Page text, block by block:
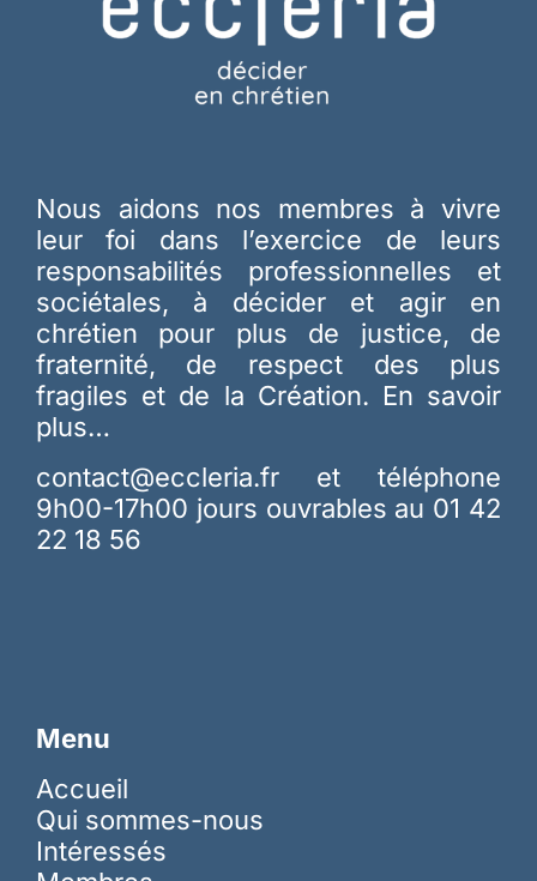
Nous soutenir
Nous aidons nos membres à vivre
leur foi dans l’exercice de leurs
responsabilités professionnelles et
sociétales, à décider et agir en
chrétien pour plus de justice, de
fraternité, de respect des plus
fragiles et de la Création. En savoir
plus…
contact@eccleria.fr et téléphone
9h00-17h00 jours ouvrables au 01 42
22 18 56
Menu
Accueil
Qui sommes-nous
Intéressés